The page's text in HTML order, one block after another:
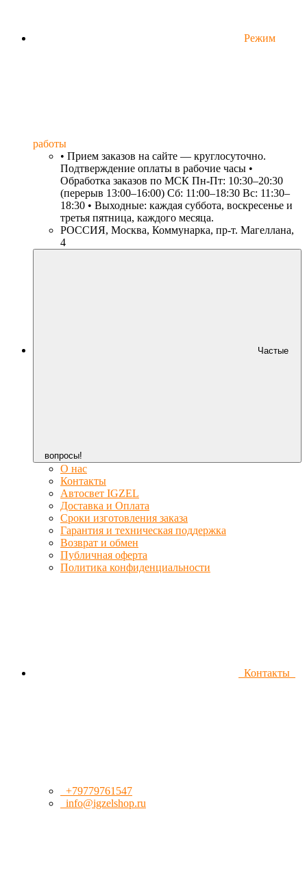
Режим
работы
• Прием заказов на сайте — круглосуточно.
Подтверждение оплаты в рабочие часы •
Обработка заказов по МСК Пн-Пт: 10:30–20:30
(перерыв 13:00–16:00) Сб: 11:00–18:30 Вс: 11:30–
18:30 • Выходные: каждая суббота, воскресенье и
третья пятница, каждого месяца.
РОССИЯ, Москва, Коммунарка, пр-т. Магеллана,
4
Частые
вопросы!
О нас
Контакты
Автосвет IGZEL
Доставка и Оплата
Сроки изготовления заказа
Гарантия и техническая поддержка
Возврат и обмен
Публичная оферта
Политика конфиденциальности
Контакты
+79779761547
info@igzelshop.ru